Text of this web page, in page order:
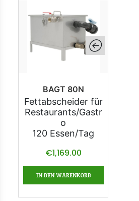
BAGT 80N
Fettabscheider für
Restaurants/Gastr
o
120 Essen/Tag
€1,169.00
IN DEN WARENKORB